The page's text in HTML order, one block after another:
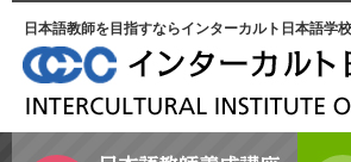
日本語教師を目指すならインターカルト日本語